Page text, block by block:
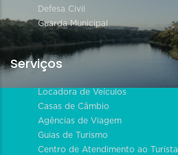
Defesa Civil
Guarda Municipal
Serviços
Locadora de Veículos
Casas de Câmbio
Agências de Viagem
Guias de Turismo
Centro de Atendimento ao Turista